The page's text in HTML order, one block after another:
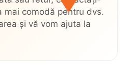
mai comodă pentru dvs.
și vă vom ajuta la